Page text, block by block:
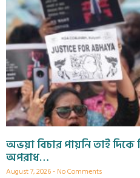
অভয়া বিচার পায়নি তাই দিকে
অপরাধ…
August 7, 2026 No Comments